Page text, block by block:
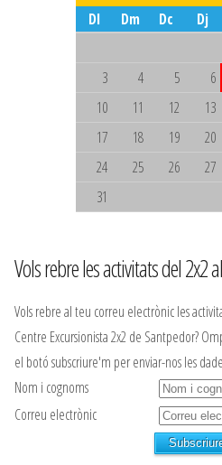
Dl
Dm Dc Dj
3
4 5 6
10
11 12 13
17
18 19 20
24
25 26 27
31
Vols rebre les activitats del 2x2
Vols rebre al teu correu electrònic les
Centre Excursionista 2x2 de Santpedor?
el botó subscriure'm per enviar-nos les
Nom i cognoms
Correu electrònic